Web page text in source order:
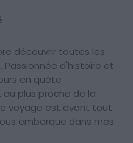
découvrir toutes les
d'histoire et
en quête
plus proche de la
voyage est avant tout
embarque dans mes